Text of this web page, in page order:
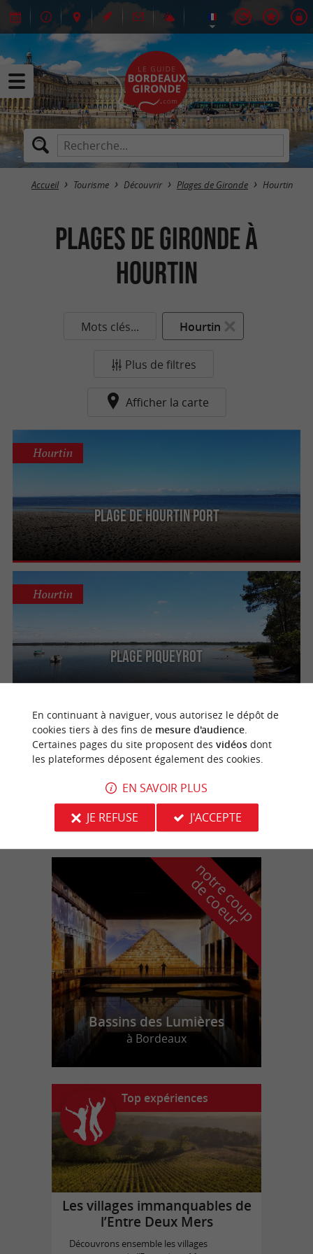
Accueil Tourisme Découvrir Plages de Gironde Hourtin
Plages de Gironde à
Hourtin
Mots clés... Hourtin
Plus de filtres
Afficher la carte
Plage de Hourtin Port
Hourtin
Plage Piqueyrot
Hourtin
Plage d'Hourtin
Hourtin
n
o
t
r
e
c
o
u
p
d
e
c
o
e
u
r
Bassins des Lumières
à Bordeaux
Top expériences
Les villages immanquables de
l’Entre Deux Mers
Découvrons ensemble les villages
En continuant à naviguer, vous autorisez le dépôt de
cookies tiers à des fins de mesure d'audience.
Certaines pages du site proposent des vidéosdont
les plateformes déposent également des cookies.
EN SAVOIR PLUS
JE REFUSE
J'ACCEPTE